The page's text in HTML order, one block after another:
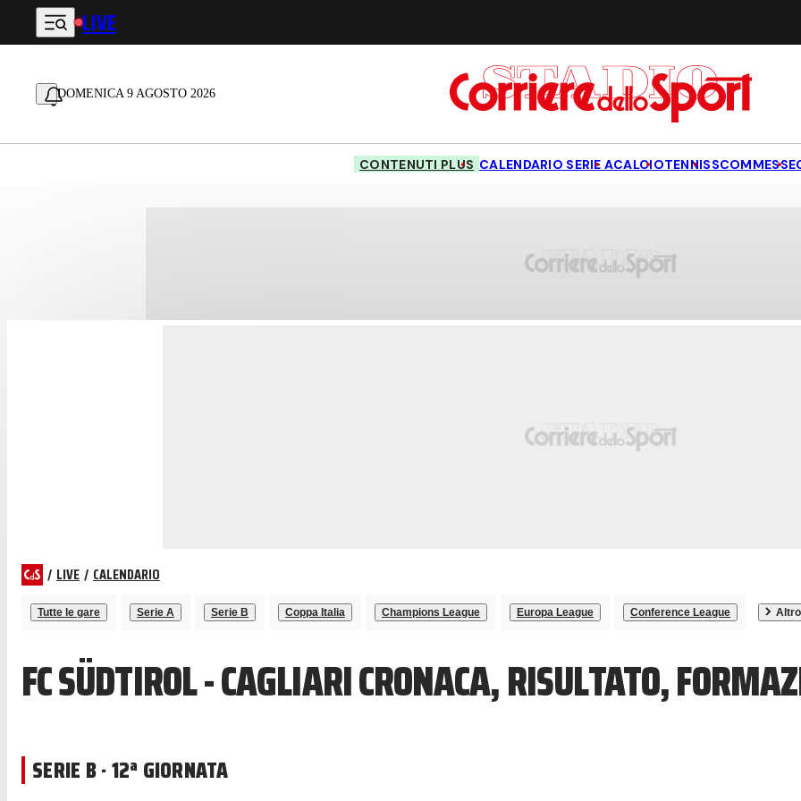
Vai al contenuto principale
LIVE
DOMENICA 9 AGOSTO 2026
CONTENUTI PLUS CALENDARIO SERIE ACALCIOTENNISSCOMMESSE
/ LIVE / CALENDARIO
Tutte le gare Serie A Serie B Coppa Italia Champions League Europa League Conference League Altro
FC SÜDTIROL - CAGLIARI CRONACA, RISULTATO,
SERIE B · 12ª GIORNATA